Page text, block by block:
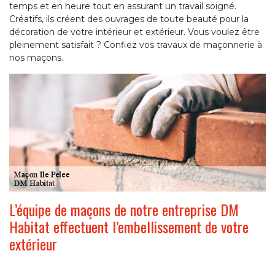
temps et en heure tout en assurant un travail soigné.
Créatifs, ils créent des ouvrages de toute beauté pour la
décoration de votre intérieur et extérieur. Vous voulez être
pleinement satisfait ? Confiez vos travaux de maçonnerie à
nos maçons.
L’équipe de maçons de notre entreprise DM
Habitat effectuent l’embellissement de votre
extérieur